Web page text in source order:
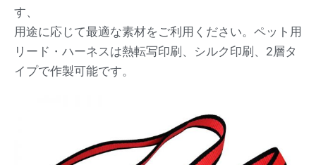
す、
用途に応じて最適な素材をご利用ください。ペット用
リード・ハーネスは熱転写印刷、シルク印刷、2層タ
イプで作製可能です。